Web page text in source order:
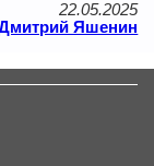
22.05.2025
Яшенин